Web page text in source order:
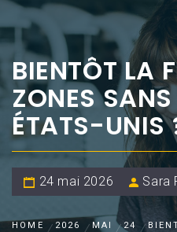
BIENTÔT LA
ZONES
ÉTATS-UNIS
24 mai 2026 Sara
HOME 2026 MAI 24